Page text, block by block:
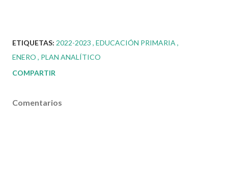
ETIQUETAS: 2022-2023 EDUCACIÓN PRIMARIA
ENERO
PLAN ANALÍTICO
COMPARTIR
Comentarios